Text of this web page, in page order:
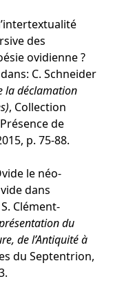
des
ovidienne ?
C. Schneider
la déclamation
, Collection
de
p. 75-88.
le néo-
dans
Clément-
du
de l’Antiquité à
du Septentrion,